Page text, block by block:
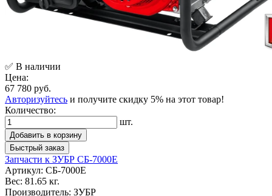
✅ В наличии
Цена:
67 780 руб.
Авторизуйтесь и получите скидку 5% на этот товар!
Количество:
шт.
Добавить в корзину
Быстрый заказ
Запчасти к ЗУБР СБ-7000Е
Артикул: СБ-7000Е
Вес: 81.65 кг.
Производитель: ЗУБР